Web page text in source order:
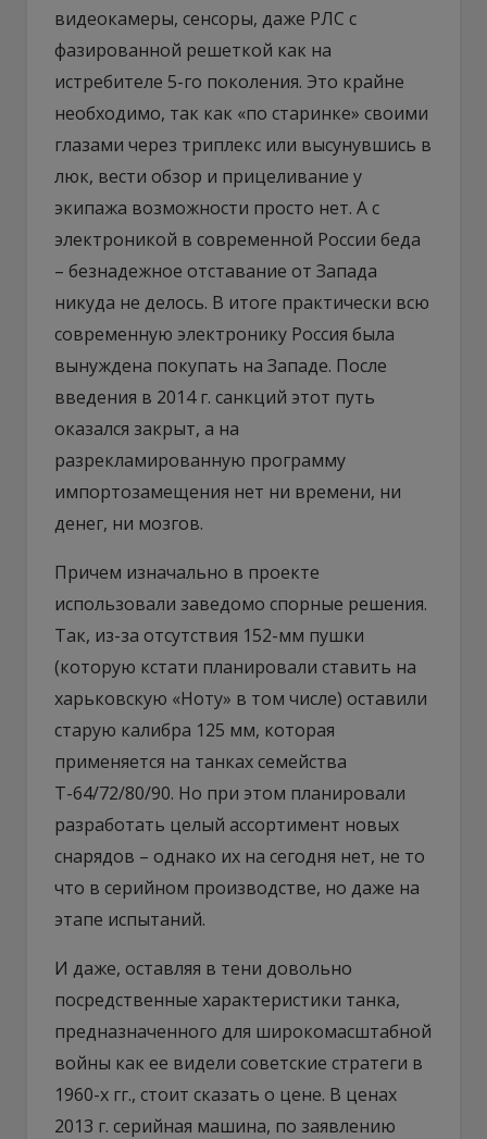
видеокамеры, сенсоры, даже РЛС с
фазированной решеткой как на
истребителе 5-го поколения. Это крайне
необходимо, так как «по старинке» своими
глазами через триплекс или высунувшись в
люк, вести обзор и прицеливание у
экипажа возможности просто нет. А с
электроникой в современной России беда
– безнадежное отставание от Запада
никуда не делось. В итоге практически всю
современную электронику Россия была
вынуждена покупать на Западе. После
введения в 2014 г. санкций этот путь
оказался закрыт, а на
разрекламированную программу
импортозамещения нет ни времени, ни
денег, ни мозгов.
Причем изначально в проекте
использовали заведомо спорные решения.
Так, из-за отсутствия 152-мм пушки
(которую кстати планировали ставить на
харьковскую «Ноту» в том числе) оставили
старую калибра 125 мм, которая
применяется на танках семейства
Т-64/72/80/90. Но при этом планировали
разработать целый ассортимент новых
снарядов – однако их на сегодня нет, не то
что в серийном производстве, но даже на
этапе испытаний.
И даже, оставляя в тени довольно
посредственные характеристики танка,
предназначенного для широкомасштабной
войны как ее видели советские стратеги в
1960-х гг., стоит сказать о цене. В ценах
2013 г. серийная машина, по заявлению